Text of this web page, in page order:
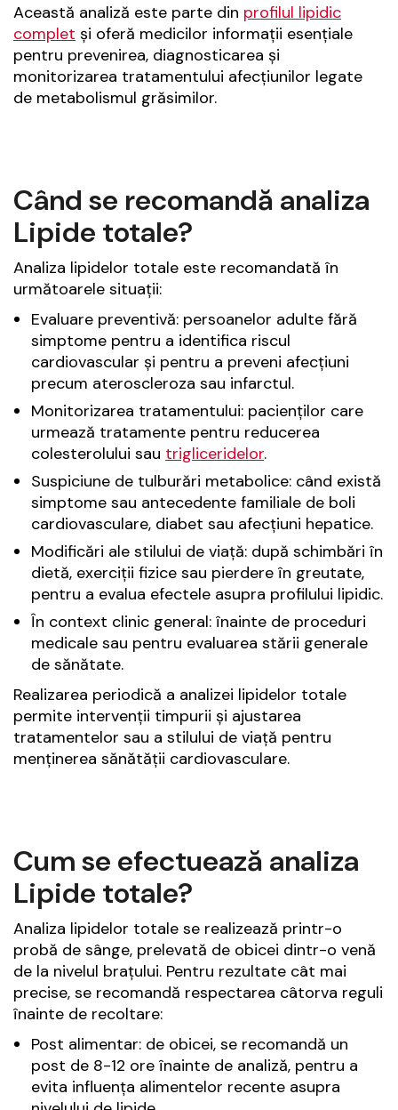
Această analiză este parte din profilul lipidic
complet și oferă medicilor informații esențiale
pentru prevenirea, diagnosticarea și
monitorizarea tratamentului afecțiunilor legate
de metabolismul grăsimilor.
Când se recomandă analiza
Lipide totale?
Analiza lipidelor totale este recomandată în
următoarele situații:
Evaluare preventivă: persoanelor adulte fără
simptome pentru a identifica riscul
cardiovascular și pentru a preveni afecțiuni
precum ateroscleroza sau infarctul.
Monitorizarea tratamentului: pacienților care
urmează tratamente pentru reducerea
colesterolului sau trigliceridelor.
Suspiciune de tulburări metabolice: când există
simptome sau antecedente familiale de boli
cardiovasculare, diabet sau afecțiuni hepatice.
Modificări ale stilului de viață: după schimbări în
dietă, exerciții fizice sau pierdere în greutate,
pentru a evalua efectele asupra profilului lipidic.
În context clinic general: înainte de proceduri
medicale sau pentru evaluarea stării generale
de sănătate.
Realizarea periodică a analizei lipidelor totale
permite intervenții timpurii și ajustarea
tratamentelor sau a stilului de viață pentru
menținerea sănătății cardiovasculare.
Cum se efectuează analiza
Lipide totale?
Analiza lipidelor totale se realizează printr-o
probă de sânge, prelevată de obicei dintr-o venă
de la nivelul brațului. Pentru rezultate cât mai
precise, se recomandă respectarea câtorva reguli
înainte de recoltare:
Post alimentar: de obicei, se recomandă un
post de 8-12 ore înainte de analiză, pentru a
evita influența alimentelor recente asupra